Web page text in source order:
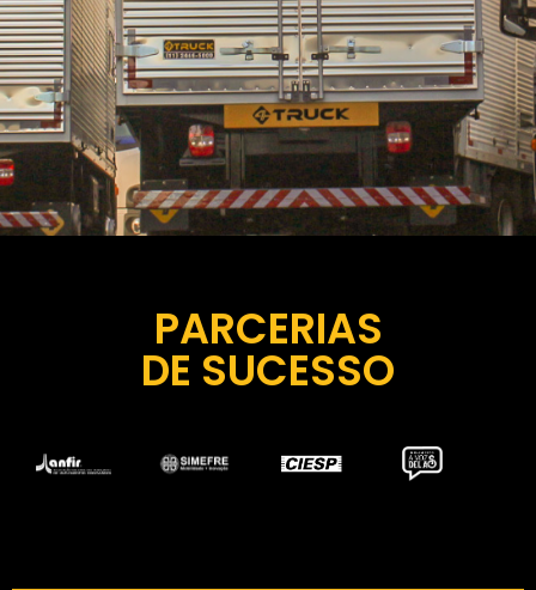
PARCERIAS
DE SUCESSO